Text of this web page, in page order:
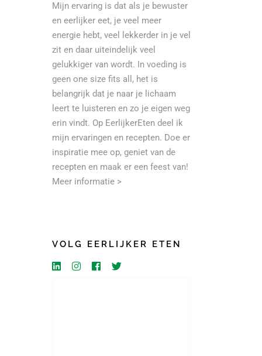
Mijn ervaring is dat als je bewuster
en eerlijker eet, je veel meer
energie hebt, veel lekkerder in je vel
zit en daar uiteindelijk veel
gelukkiger van wordt. In voeding is
geen one size fits all, het is
belangrijk dat je naar je lichaam
leert te luisteren en zo je eigen weg
erin vindt. Op EerlijkerEten deel ik
mijn ervaringen en recepten. Doe er
inspiratie mee op, geniet van de
recepten en maak er een feest van!
Meer informatie >
VOLG EERLIJKER ETEN